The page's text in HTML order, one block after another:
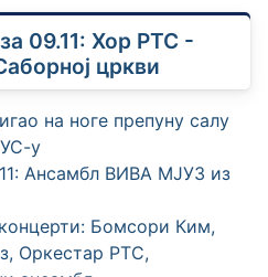
09.11: Хор РТС -
цркви
на ноге препуну салу
у
Ансамбл ВИВА МЈУЗ из
Бомсори Ким,
Оркестар РТС,